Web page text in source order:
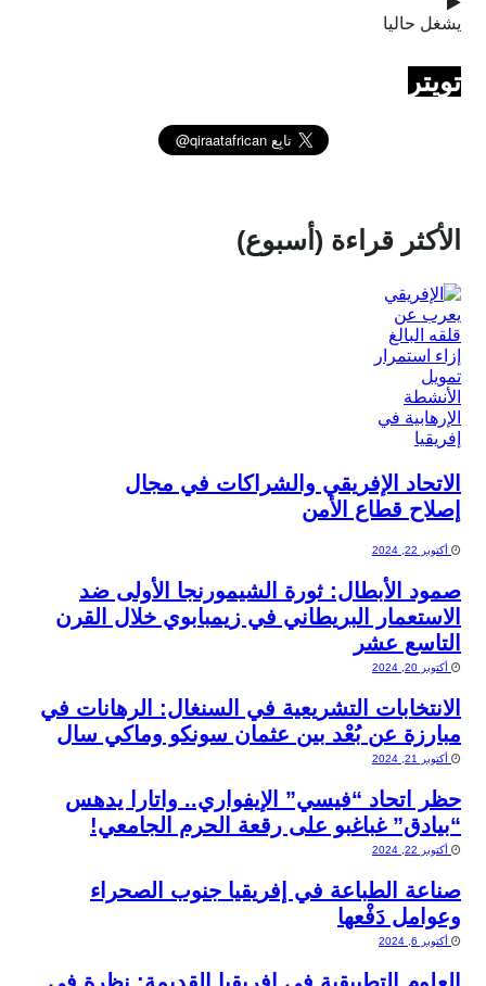
يشغل حاليا
تويتر
الأكثر قراءة (أسبوع)
الاتحاد الإفريقي والشراكات في مجال
إصلاح قطاع الأمن
أكتوبر 22, 2024
صمود الأبطال: ثورة الشيمورنجا الأولى ضد
الاستعمار البريطاني في زيمبابوي خلال القرن
التاسع عشر
أكتوبر 20, 2024
الانتخابات التشريعية في السنغال: الرهانات في
مبارزة عن بُعْد بين عثمان سونكو وماكي سال
أكتوبر 21, 2024
حظر اتحاد “فيسي” الإيفواري.. واتارا يدهس
“بيادق” غباغبو على رقعة الحرم الجامعي!
أكتوبر 22, 2024
صناعة الطباعة في إفريقيا جنوب الصحراء
وعوامل دَفْعها
أكتوبر 6, 2024
العلوم التطبيقية في إفريقيا القديمة: نظرة في